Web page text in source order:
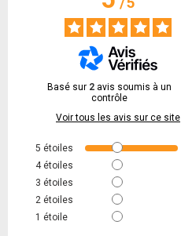
Basé sur 2 avis soumis à un
contrôle
Voir tous les avis sur ce site
5 étoiles
4 étoiles
3 étoiles
2 étoiles
1 étoile